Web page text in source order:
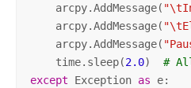
    arcpy.AddMessage(
    arcpy.AddMessage(
    arcpy.AddMessage(
    time.sleep(
2.0) #
except Exception as e: